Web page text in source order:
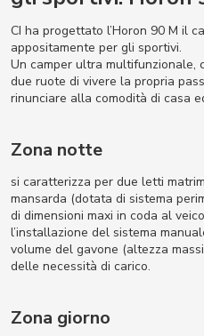
CI ha progettato l’Horon 90 M il
appositamente per gli sportivi.
Un camper ultra multifunzionale,
due ruote di vivere la propria
rinunciare alla comodità di casa
Zona notte
si caratterizza per due letti
mansarda (dotata di sistema
di dimensioni maxi in coda al
l’installazione del sistema
volume del gavone (altezza
delle necessità di carico.
Zona giorno